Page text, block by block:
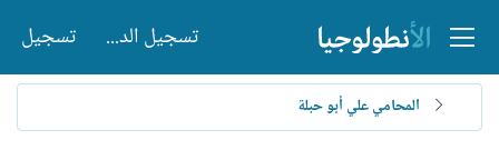
تسجيل الدخول تسجيل
المحامي علي أبو حبلة